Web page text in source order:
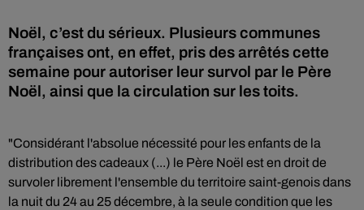
Noël, c’est du sérieux. Plusieurs communes
françaises ont, en effet, pris des arrêtés cette
semaine pour autoriser leur survol par le Père
Noël, ainsi que la circulation sur les toits.
"Considérant l'absolue nécessité pour les enfants de la
distribution des cadeaux (...) le Père Noël est en droit de
survoler librement l'ensemble du territoire saint-genois dans
la nuit du 24 au 25 décembre, à la seule condition que les